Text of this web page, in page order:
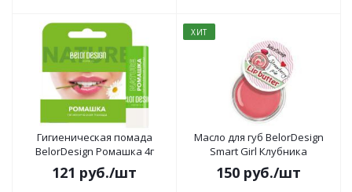
Гигиеническая помада
BelorDesign Ромашка 4г
121 руб./шт
ХИТ
Масло для губ BelorDesign
Smart Girl Клубника
150 руб./шт